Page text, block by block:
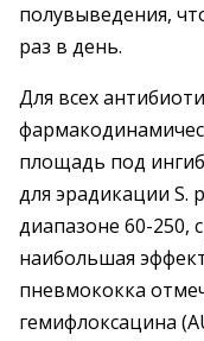
полувыведения,
раз в день.
Для всех
площадь под
для эрадикации S.
диапазоне 60-250,
наибольшая
пневмококка
гемифлоксацина